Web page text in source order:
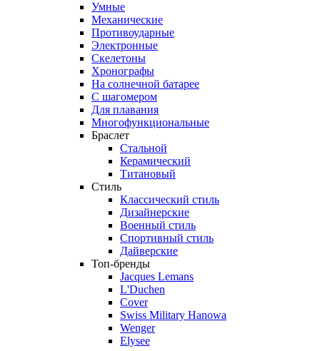
Умные
Механические
Противоударные
Электронные
Скелетоны
Хронографы
На солнечной батарее
С шагомером
Для плавания
Многофункциональные
Браслет
Стальной
Керамический
Титановый
Стиль
Классический стиль
Дизайнерские
Военный стиль
Спортивный стиль
Дайверские
Топ-бренды
Jacques Lemans
L'Duchen
Cover
Swiss Military Hanowa
Wenger
Elysee